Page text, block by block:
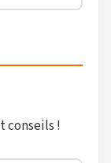
conseils !